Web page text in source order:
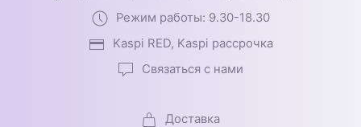
Режим работы: 9.30-18.30
Kaspi RED, Kaspi рассрочка
Связаться с нами
Доставка